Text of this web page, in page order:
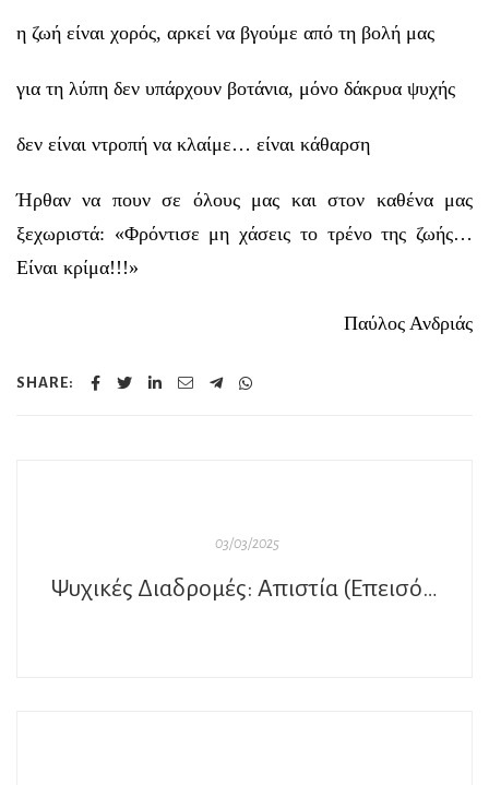
η ζωή είναι χορός, αρκεί να βγούμε από τη βολή μας
για τη λύπη δεν υπάρχουν βοτάνια, μόνο δάκρυα ψυχής
δεν είναι ντροπή να κλαίμε… είναι κάθαρση
Ήρθαν να πουν σε όλους μας και στον καθένα μας
ξεχωριστά: «Φρόντισε μη χάσεις το τρένο της ζωής…
Είναι κρίμα!!!»
Παύλος Ανδριάς
SHARE:
03/03/2025
Ψυχικές Διαδρομές: Απιστία (Επεισόδιο 6)